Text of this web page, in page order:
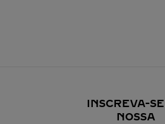
INSCREVA-
NOSSA